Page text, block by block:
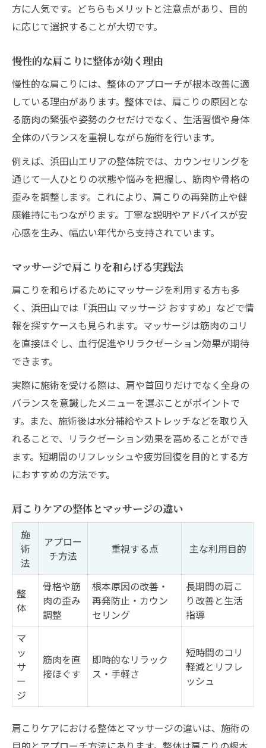
方に人気です。どちらもメリットと注意点があり、目的
に応じて選択することが大切です。
慢性的な肩こりに整体が効く理由
慢性的な肩こりには、整体のアプローチが根本改善に適
している理由があります。整体では、肩こりの原因とな
る筋肉の緊張や姿勢のクセだけでなく、生活習慣や身体
全体のバランスを重視しながら施術を行います。
例えば、浜田山エリアの整体院では、カウンセリングを
通じて一人ひとりの状態や悩みを把握し、筋肉や骨格の
歪みを調整します。これにより、肩こりの再発防止や健
康維持にもつながります。丁寧な説明やアドバイスが安
心感を生み、幅広い年代から支持されています。
マッサージで肩こりを和らげる実践法
肩こりを和らげるためにマッサージを利用する方も多
く、浜田山では「浜田山 マッサージ おすすめ」などで情
報を探すケースも見られます。マッサージは筋肉のコリ
を直接ほぐし、血行促進やリラクゼーション効果が期待
できます。
実際に施術を受ける際は、肩や首回りだけでなく全身の
バランスを意識したメニューを選ぶことがポイントで
す。また、施術後は水分補給やストレッチなどを取り入
れることで、リラクゼーション効果を高めることができ
ます。短期間のリフレッシュや疲労回復を目的とする方
におすすめの方法です。
肩こりケアの整体とマッサージの違い
施
術
法
アプロー
チ方法
重視する点 主な利用目的
整
体
骨格や筋
肉の歪み
調整
根本原因の改善・
再発防止・カウン
セリング
長期間の肩こ
り改善と生活
指導
マ
ッ
サ
ー
ジ
筋肉を直
接ほぐす
即時的なリラック
ス・手軽さ
短時間のコリ
軽減とリフレ
ッシュ
肩こりケアにおける整体とマッサージの違いは、施術の